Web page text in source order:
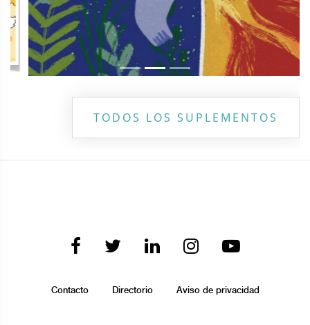
TODOS LOS SUPLEMENTOS
Contacto Directorio Aviso de privacidad